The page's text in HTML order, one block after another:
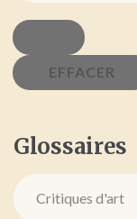
Glossaires